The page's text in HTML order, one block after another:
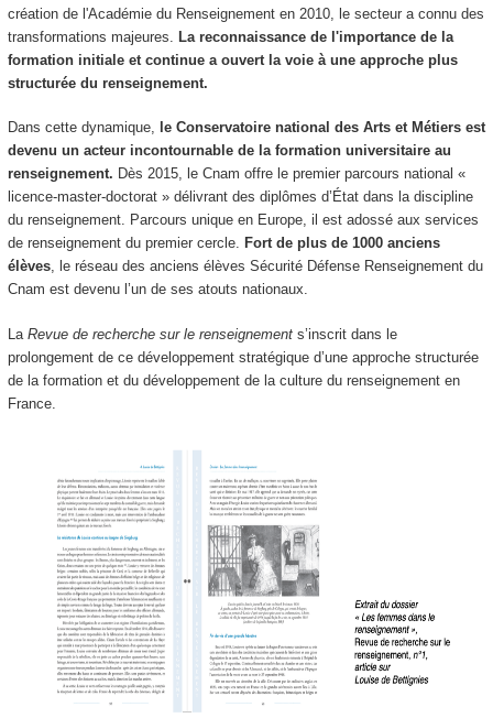
création de l'Académie du Renseignement en 2010, le secteur a connu des
transformations majeures.
La reconnaissance de l'importance de la
formation initiale et continue a ouvert la voie à une approche plus
structurée du renseignement.
Dans cette dynamique, le Conservatoire national des Arts et Métiers est
devenu un acteur incontournable de la formation universitaire au
renseignement. Dès 2015, le Cnam offre le premier parcours national «
licence-master-doctorat » délivrant des diplômes d’État dans la discipline
du renseignement. Parcours unique en Europe, il est adossé aux services
de renseignement du premier cercle. Fort de plus de 1000 anciens
élèves, le réseau des anciens élèves Sécurité Défense Renseignement du
Cnam est devenu l’un de ses atouts nationaux.
La Revue de recherche sur le renseignement s’inscrit dans le
prolongement de ce développement stratégique d’une approche structurée
de la formation et du développement de la culture du renseignement en
France.